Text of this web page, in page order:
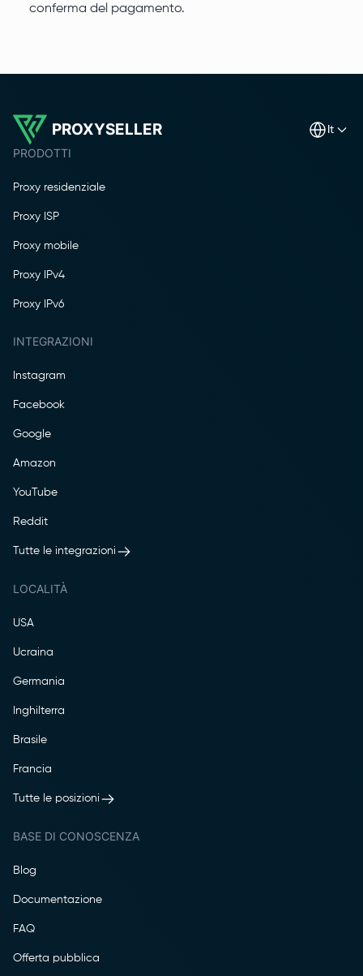
conferma del pagamento.
PROXYSELLER it
PRODOTTI
Proxy residenziale
Proxy ISP
Proxy mobile
Proxy IPv4
Proxy IPv6
INTEGRAZIONI
Instagram
Facebook
Google
Amazon
YouTube
Reddit
Tutte le integrazioni
LOCALITÀ
USA
Ucraina
Germania
Inghilterra
Brasile
Francia
Tutte le posizioni
BASE DI CONOSCENZA
Blog
Documentazione
FAQ
Offerta pubblica